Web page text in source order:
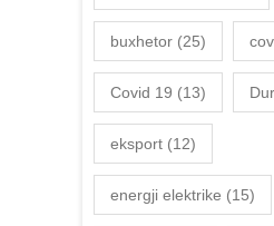
buxhetor (25)
Covid 19 (13)
eksport (12)
energji elektrike (15)